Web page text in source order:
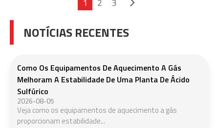
1 2 3
NOTÍCIAS RECENTES
Como Os Equipamentos De Aquecimento A Gás
Melhoram A Estabilidade De Uma Planta De Ácido
Sulfúrico
2026-08-05
Veja como os equipamentos de aquecimento a gás
proporcionam estabilidade...